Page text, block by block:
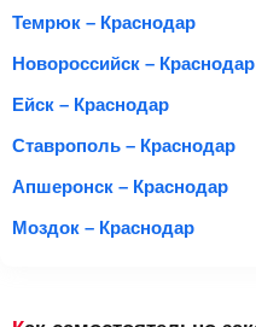
Темрюк – Краснодар
Новороссийск – Краснодар
Ейск – Краснодар
Ставрополь – Краснодар
Апшеронск – Краснодар
Моздок – Краснодар